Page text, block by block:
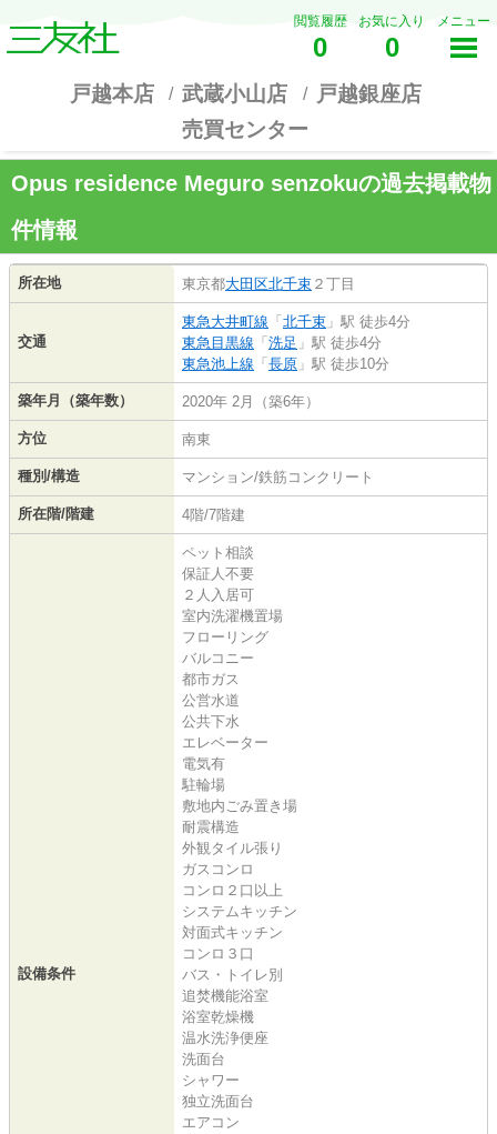
閲覧履歴
0
お気に入り
0
メニュー
戸越本店 武蔵小山店
戸越銀座店
売買センター
Opus residence Meguro senzokuの過去掲載物
件情報
所在地 東京都大田区北千束 ２丁目
交通
東急大井町線 「 北千束 」駅 徒歩4分
東急目黒線 「 洗足 」駅 徒歩4分
東急池上線 「 長原 」駅 徒歩10分
築年月（築年数） 2020年 2月（築6年）
方位 南東
種別/構造 マンション/鉄筋コンクリート
所在階/階建 4階/7階建
設備条件
ペット相談
保証人不要
２人入居可
室内洗濯機置場
フローリング
バルコニー
都市ガス
公営水道
公共下水
エレベーター
電気有
駐輪場
敷地内ごみ置き場
耐震構造
外観タイル張り
ガスコンロ
コンロ２口以上
システムキッチン
対面式キッチン
コンロ３口
バス・トイレ別
追焚機能浴室
浴室乾燥機
温水洗浄便座
洗面台
シャワー
独立洗面台
エアコン